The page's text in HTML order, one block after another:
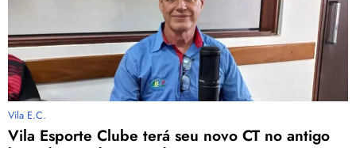
Vila E.C.
Vila Esporte Clube terá seu novo CT no antigo